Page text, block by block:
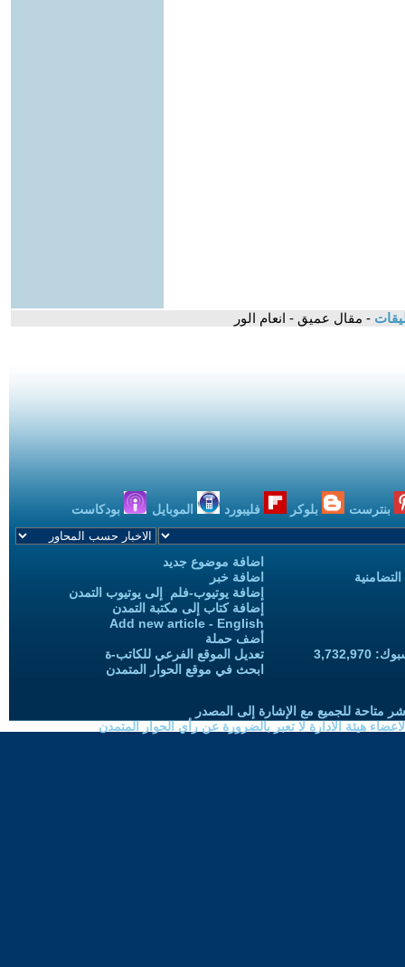
- مقال عميق - انعام الور
بنترست بلوكر فليبورد الموبايل بودكاست
اضافة موضوع جديد
اضافة خبر
إضافة يوتيوب-فلم إلى يوتيوب التمدن
إضافة كتاب إلى مكتبة التمدن
Add new article - English
أضف حملة
تعديل الموقع الفرعي للكاتب-ة
ابحث في موقع الحوار المتمدن
متاحة للجميع مع الإشارة إلى المصدر
هيئة الادارة لا تعبر بالضرورة عن رأي الحوار المتمدن